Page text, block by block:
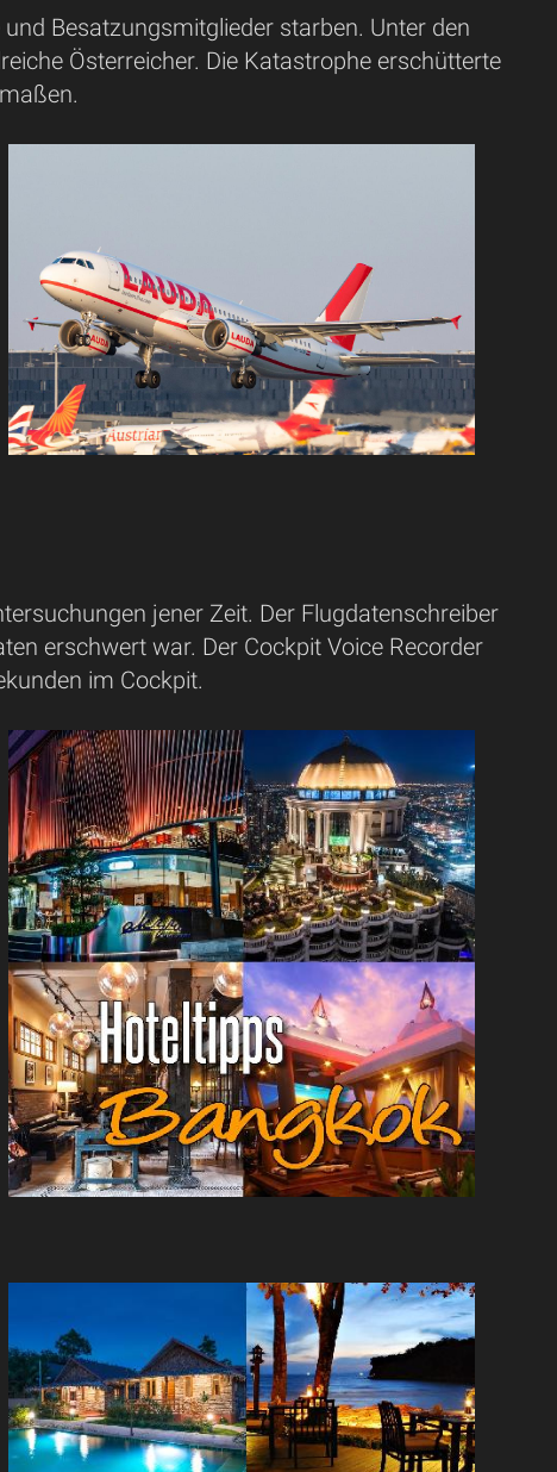
Besatzungsmitglieder starben. Unter den
Österreicher. Die Katastrophe erschütterte
jener Zeit. Der Flugdatenschreiber
erschwert war. Der Cockpit Voice Recorder
im Cockpit.